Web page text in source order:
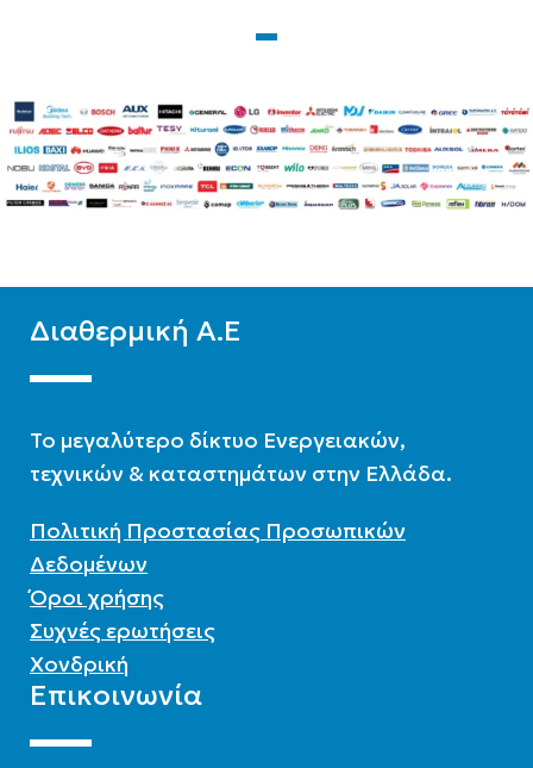
Δίστηλο ,Μονόστηλο ,
Τρίστηλο
Δίστηλο ,Μονόστηλο ,
Τρίστηλο
Διαθερμική Α.Ε
To μεγαλύτερο δίκτυο Ενεργειακών,
τεχνικών & καταστημάτων στην Ελλάδα.
Πολιτική Προστασίας Προσωπικών
Δεδομένων
Όροι χρήσης
Συχνές ερωτήσεις
Χονδρική
Επικοινωνία